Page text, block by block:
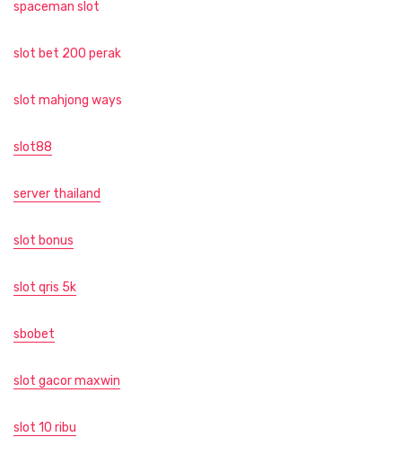
spaceman slot
slot bet 200 perak
slot mahjong ways
slot88
server thailand
slot bonus
slot qris 5k
sbobet
slot gacor maxwin
slot 10 ribu